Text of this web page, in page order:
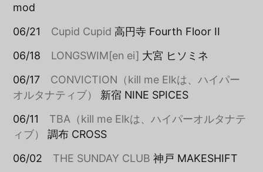
mod
06/21 Cupid Cupid 高円寺 Fourth Floor II
06/18 LONGSWIM[en ei] 大宮 ヒソミネ
06/17 CONVICTION（kill me Elkは、ハイパー
オルタナティブ）
新宿 NINE SPICES
06/11 TBA（kill me Elkは、ハイパーオルタナテ
ィブ）
調布 CROSS
06/02 THE SUNDAY CLUB 神戸 MAKESHIFT